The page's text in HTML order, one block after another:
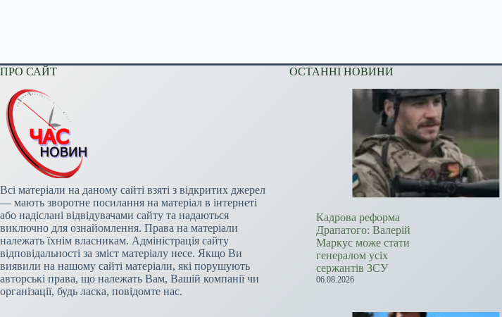
ПРО САЙТ
Всі матеріали на даному сайті взяті з відкритих джерел
— мають зворотне посилання на матеріал в інтернеті
або надіслані відвідувачами сайту та надаються
виключно для ознайомлення. Права на матеріали
належать їхнім власникам. Адміністрація сайту
відповідальності за зміст матеріалу несе. Якщо Ви
виявили на нашому сайті матеріали, які порушують
авторські права, що належать Вам, Вашій компанії чи
організації, будь ласка, повідомте нас.
ОСТАННІ НОВИНИ
Кадрова реформа
Драпатого: Валерій
Маркус може стати
генералом усіх
сержантів ЗСУ
06.08.2026